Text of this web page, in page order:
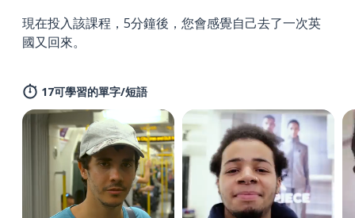
現在投入該課程，5分鐘後，您會感覺自己去了一次英
國又回來。
17可學習的單字/短語